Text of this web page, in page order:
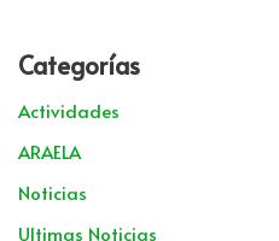
Categorías
Actividades
ARAELA
Noticias
Ultimas Noticias